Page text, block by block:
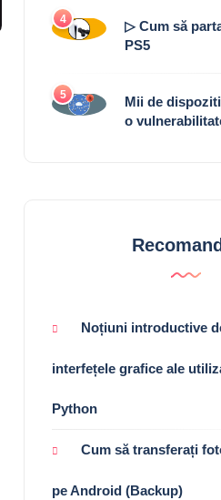
4
▷ Cum să
PS5
5
Mii de
o
Noțiuni introductive
interfețele grafice ale
Python
Cum să transferați
pe Android (Backup)